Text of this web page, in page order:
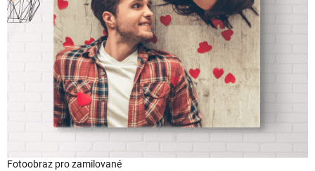
Fotoobraz pro zamilované